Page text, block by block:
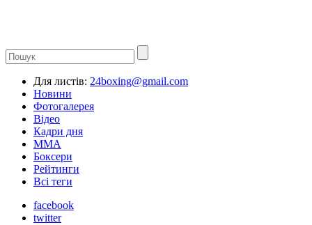
Для листів: 24boxing@gmail.com
Новини
Фотогалерея
Відео
Кадри дня
ММА
Боксери
Рейтинги
Всі теги
facebook
twitter